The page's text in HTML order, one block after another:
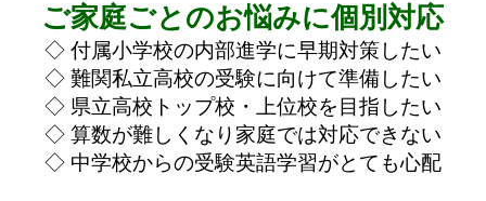
ご家庭ごとのお悩みに個別対応
◇ 付属小学校の内部進学に早期対策したい
◇ 難関私立高校の受験に向けて準備したい
◇ 県立高校トップ校・上位校を目指したい
◇ 算数が難しくなり家庭では対応できない
◇ 中学校からの受験英語学習がとても心配